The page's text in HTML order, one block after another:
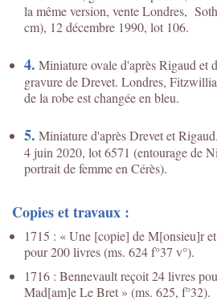
la même version, vente Londres,
cm), 12 décembre 1990, lot 106.
4. Miniature ovale d'après Rigaud et
gravure de Drevet. Londres,
de la robe est changée en bleu.
5. Miniature d'après Drevet et
4 juin 2020, lot 6571 (entourage de
portrait de femme en Cérès).
Copies et travaux :
1715 : « Une [copie] de M[onsieu]r
pour 200 livres (ms. 624 f°37 v°).
1716 : Bennevault reçoit 24 livres
Mad[am]e Le Bret » (ms. 625, f°32).